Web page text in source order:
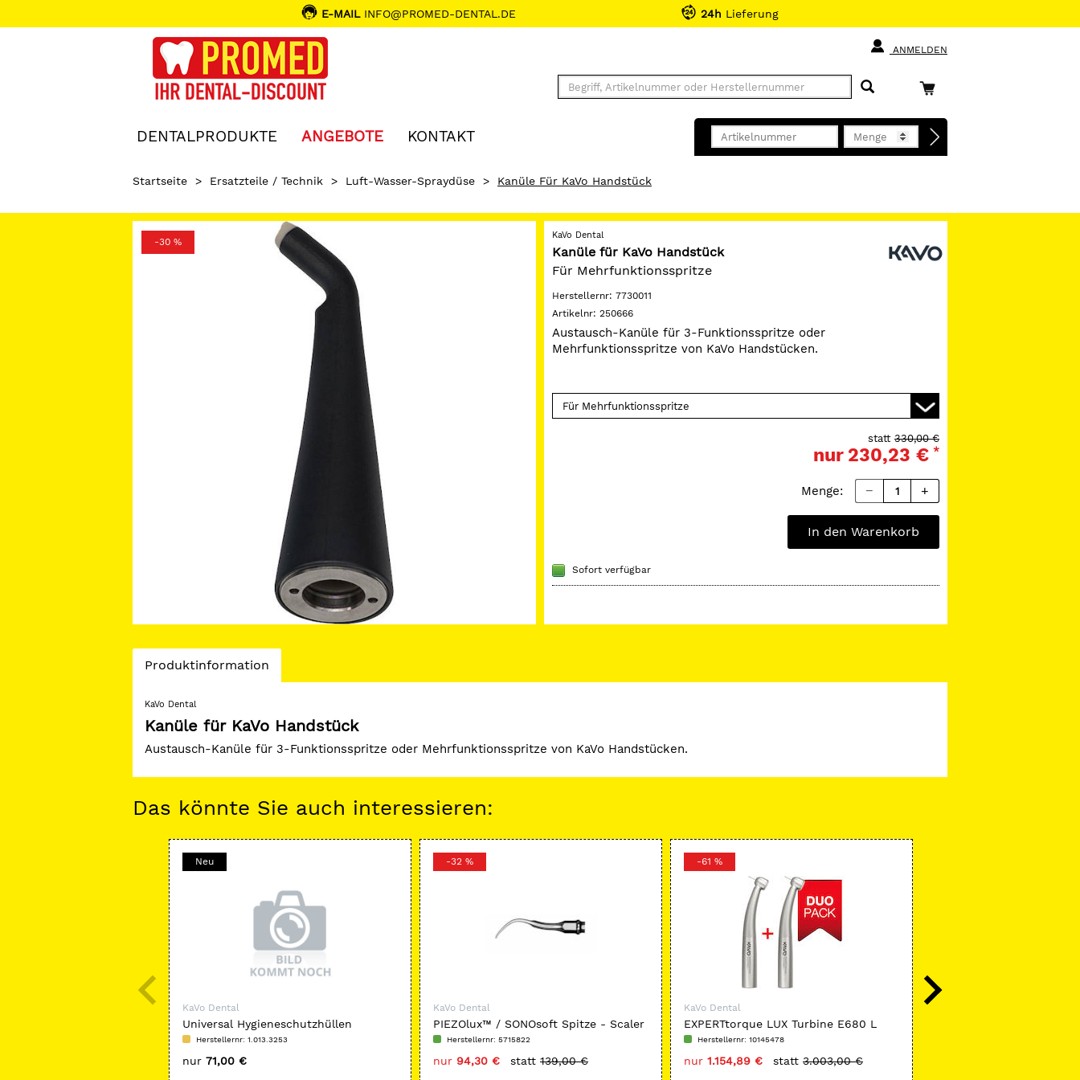
E-MAILINFO@PROMED-DENTAL.DE 24h Lieferung
ANMELDEN
DENTALPRODUKTE ANGEBOTE KONTAKT
Startseite > Ersatzteile / Technik > Luft-Wasser-Spraydüse > Kanüle Für KaVo Handstück
-30 %
KaVo Dental
Kanüle für KaVo Handstück
Für Mehrfunktionsspritze
Herstellernr: 7730011
Artikelnr: 250666
Austausch-Kanüle für 3-Funktionsspritze oder
Mehrfunktionsspritze von KaVo Handstücken.
330,00 €
statt
nur 230,23 € *
Menge:
In den Warenkorb
Sofort verfügbar
Current
Produktinformation
KaVo Dental
Kanüle für KaVo Handstück
Austausch-Kanüle für 3-Funktionsspritze oder Mehrfunktionsspritze von KaVo Handstücken.
Das könnte Sie auch interessieren:
Neu
KaVo Dental
Universal Hygieneschutzhüllen
Herstellernr: 1.013.3253
nur 71,00 €
-32 %
KaVo Dental
PIEZOlux™ / SONOsoft Spitze - Scaler
Herstellernr: 5715822
nur 94,30 € statt 139,00 €
-61 %
KaVo Dental
EXPERTtorque LUX Turbine E680 L
Duo Pack
Herstellernr: 10145478
nur 1.154,89 € statt 3.003,00 €